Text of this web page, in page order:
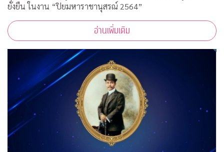
ยั่งยืน ในงาน “ปิยมหาราชานุสรณ์ 2564”
อ่านเพิ่มเติม